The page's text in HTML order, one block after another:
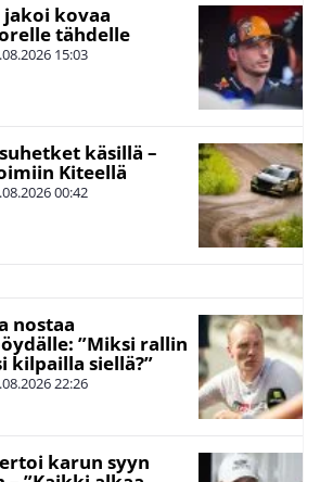
jakoi kovaa
tähdelle
15:03
käsillä –
Kiteellä
00:42
nostaa
”Miksi rallin
kilpailla siellä?”
22:26
karun syyn